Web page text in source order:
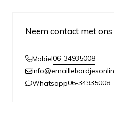
Neem contact met ons
Mobiel06-34935008
Whatsapp06-34935008